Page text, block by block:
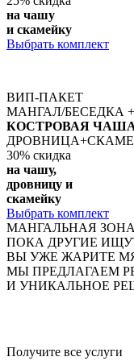
на чашу
и скамейку
Выбрать комплект
ВИП-ПАКЕТ
МАНГАЛ/БЕСЕДКА +
КОСТРОВАЯ
30% скидка
на чашу,
дровницу и
скамейку
Выбрать комплект
МАНГАЛЬНАЯ
ПОКА ДРУГИЕ
ВЫ УЖЕ ЖАРИТЕ
МЫ ПРЕДЛАГАЕМ
И УНИКАЛЬНОЕ
Получите все услуги